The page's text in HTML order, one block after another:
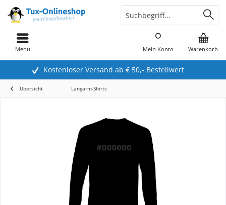
Kostenloser Versand ab € 50,- Bestellwert
Warenkorb
Mein Konto
Menü
Übersicht Langarm-Shirts